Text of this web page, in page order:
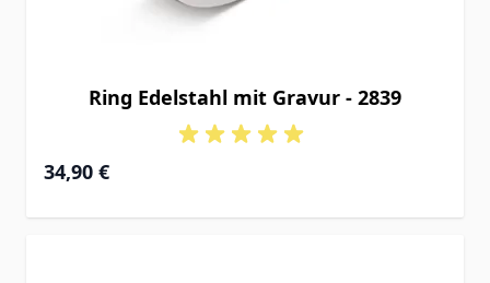
Ring Edelstahl mit Gravur - 2839
34,90 €